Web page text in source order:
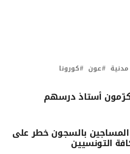
عون كورونا
أستاذ درسهم
المساجين بالسجون خطر على
التونسيين